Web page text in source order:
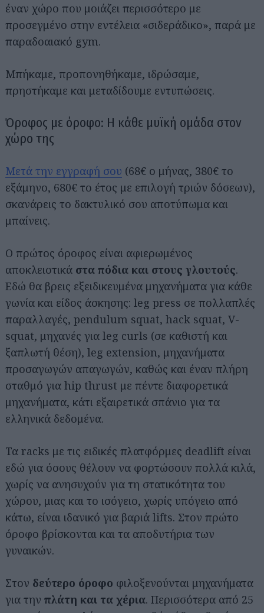
έναν χώρο που μοιάζει περισσότερο με
προσεγμένο στην εντέλεια «σιδεράδικο», παρά με
παραδοαιακό gym.
Μπήκαμε, προπονηθήκαμε, ιδρώσαμε,
πρηστήκαμε και μεταδίδουμε εντυπώσεις.
Όροφος με όροφο: Η κάθε μυϊκή ομάδα στον
χώρο της
Μετά την εγγραφή σου (68€ ο μήνας, 380€ το
εξάμηνο, 680€ το έτος με επιλογή τριών δόσεων),
σκανάρεις το δακτυλικό σου αποτύπωμα και
μπαίνεις.
Ο πρώτος όροφος είναι αφιερωμένος
αποκλειστικά στα πόδια και στους γλουτούς.
Εδώ θα βρεις εξειδικευμένα μηχανήματα για κάθε
γωνία και είδος άσκησης: leg press σε πολλαπλές
παραλλαγές, pendulum squat, hack squat, V-
squat, μηχανές για leg curls (σε καθιστή και
ξαπλωτή θέση), leg extension, μηχανήματα
προσαγωγών απαγωγών, καθώς και έναν πλήρη
σταθμό για hip thrust με πέντε διαφορετικά
μηχανήματα, κάτι εξαιρετικά σπάνιο για τα
ελληνικά δεδομένα.
Τα racks με τις ειδικές πλατφόρμες deadlift είναι
εδώ για όσους θέλουν να φορτώσουν πολλά κιλά,
χωρίς να ανησυχούν για τη στατικότητα του
χώρου, μιας και το ισόγειο, χωρίς υπόγειο από
κάτω, είναι ιδανικό για βαριά lifts. Στον πρώτο
όροφο βρίσκονται και τα αποδυτήρια των
γυναικών.
Στον δεύτερο όροφο φιλοξενούνται μηχανήματα
για την πλάτη και τα χέρια. Περισσότερα από 25